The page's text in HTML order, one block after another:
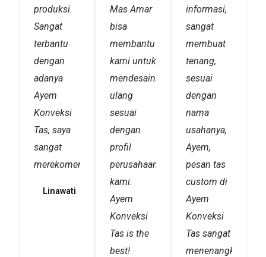
produksi.
Sangat
terbantu
dengan
adanya
Ayem
Konveksi
Tas, saya
sangat
merekomendasikannya!
Linawati
Mas Amar
bisa
membantu
kami untuk
mendesainnya
ulang
sesuai
dengan
profil
perusahaan
kami.
Ayem
Konveksi
Tas is the
best!
informasi,
sangat
membuat
tenang,
sesuai
dengan
nama
usahanya,
Ayem,
pesan tas
custom di
Ayem
Konveksi
Tas sangat
menenangkan!